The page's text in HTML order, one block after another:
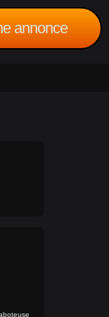
annonce